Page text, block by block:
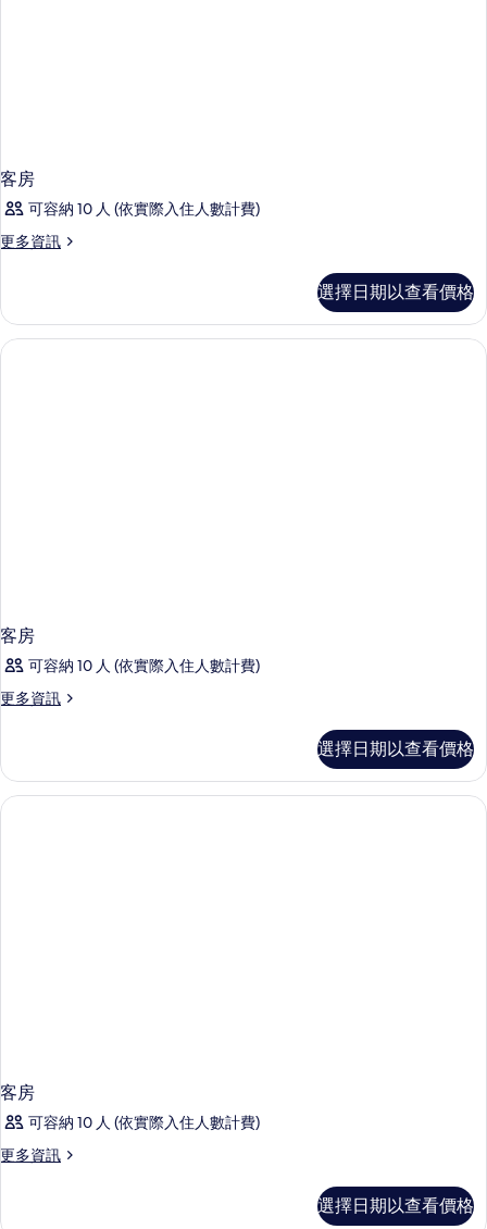
客房
可容納 10 人 (依實際入住人數計費)
更多資訊
更
的
詳
情
選擇日期以查看價格
客房
可容納 10 人 (依實際入住人數計費)
更多資訊
更
的
詳
情
選擇日期以查看價格
客房
可容納 10 人 (依實際入住人數計費)
更多資訊
更
選擇日期以查看價格